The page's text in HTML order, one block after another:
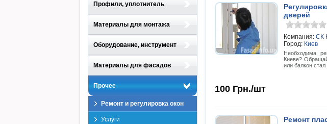
Профили, уплотнитель
Материалы для монтажа
Оборудование, инструмент
Материалы для фасадов
Прочее
Ремонт и регулировка окон
Услуги
дверей
Компания: СК
Город: Киев
Необходима
Киеве?
или балкон стал
100 Грн./шт
Ремонт